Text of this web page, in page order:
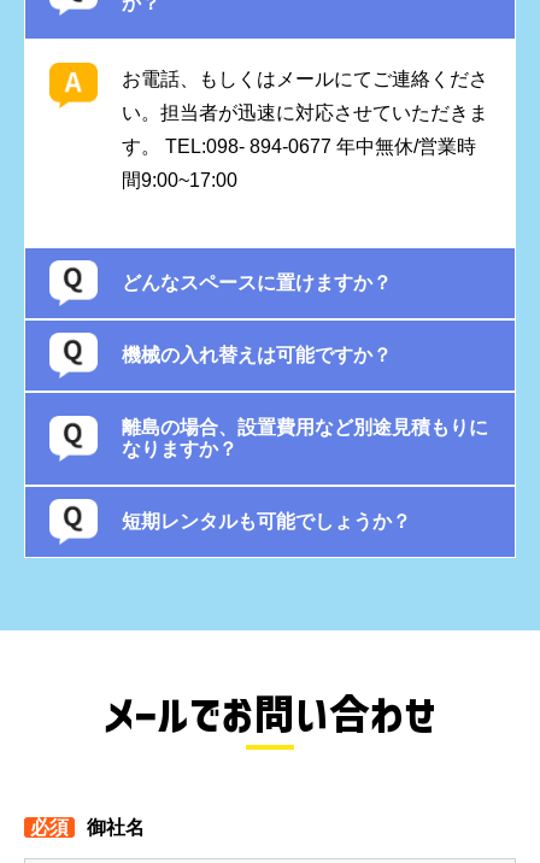
お電話、もしくはメールにてご連絡くださ
い。担当者が迅速に対応させていただきま
す。 TEL:098- 894-0677 年中無休/営業時
間9:00~17:00
どんなスペースに置けますか？
機械の入れ替えは可能ですか？
離島の場合、設置費用など別途見積もりに
なりますか？
短期レンタルも可能でしょうか？
メールでお問い合わせ
御社名